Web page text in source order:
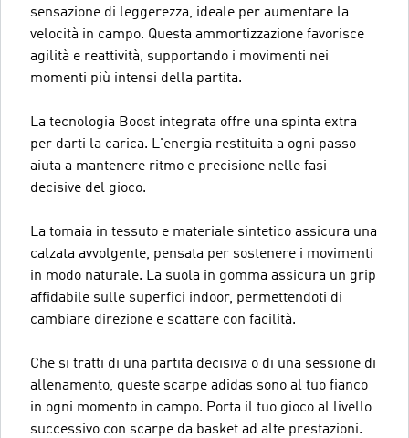
sensazione di leggerezza, ideale per aumentare la
velocità in campo. Questa ammortizzazione favorisce
agilità e reattività, supportando i movimenti nei
momenti più intensi della partita.
La tecnologia Boost integrata offre una spinta extra
per darti la carica. L'energia restituita a ogni passo
aiuta a mantenere ritmo e precisione nelle fasi
decisive del gioco.
La tomaia in tessuto e materiale sintetico assicura una
calzata avvolgente, pensata per sostenere i movimenti
in modo naturale. La suola in gomma assicura un grip
affidabile sulle superfici indoor, permettendoti di
cambiare direzione e scattare con facilità.
Che si tratti di una partita decisiva o di una sessione di
allenamento, queste scarpe adidas sono al tuo fianco
in ogni momento in campo. Porta il tuo gioco al livello
successivo con scarpe da basket ad alte prestazioni.